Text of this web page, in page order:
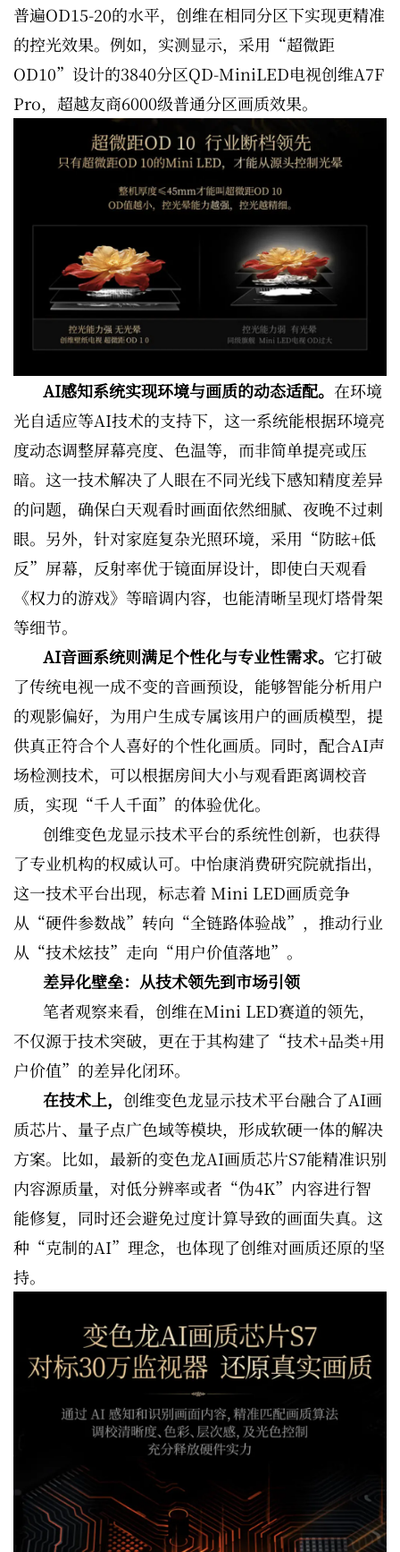
普遍OD15-20的水平，创维在相同分区下实现更精准
的控光效果。例如，实测显示，采用“超微距
OD10”设计的3840分区QD-MiniLED电视创维A7F
Pro，超越友商6000级普通分区画质效果。
AI感知系统实现环境与画质的动态适配。 在环境
光自适应等AI技术的支持下，这一系统能根据环境亮
度动态调整屏幕亮度、色温等，而非简单提亮或压
暗。这一技术解决了人眼在不同光线下感知精度差异
的问题，确保白天观看时画面依然细腻、夜晚不过刺
眼。另外，针对家庭复杂光照环境，采用“防眩+低
反”屏幕，反射率优于镜面屏设计，即使白天观看
《权力的游戏》等暗调内容，也能清晰呈现灯塔骨架
等细节。
AI音画系统则满足个性化与专业性需求。 它打破
了传统电视一成不变的音画预设，能够智能分析用户
的观影偏好，为用户生成专属该用户的画质模型，提
供真正符合个人喜好的个性化画质。同时，配合AI声
场检测技术，可以根据房间大小与观看距离调校音
质，实现“千人千面”的体验优化。
创维变色龙显示技术平台的系统性创新，也获得
了专业机构的权威认可。中怡康消费研究院就指出，
这一技术平台出现，标志着 Mini LED画质竞争
从“硬件参数战”转向“全链路体验战”，推动行业
从“技术炫技”走向“用户价值落地”。
差异化壁垒：从技术领先到市场引领
笔者观察来看，创维在Mini LED赛道的领先，
不仅源于技术突破，更在于其构建了“技术+品类+用
户价值”的差异化闭环。
在技术上， 创维变色龙显示技术平台融合了AI画
质芯片、量子点广色域等模块，形成软硬一体的解决
方案。比如，最新的变色龙AI画质芯片S7能精准识别
内容源质量，对低分辨率或者“伪4K”内容进行智
能修复，同时还会避免过度计算导致的画面失真。这
种“克制的AI”理念，也体现了创维对画质还原的坚
持。